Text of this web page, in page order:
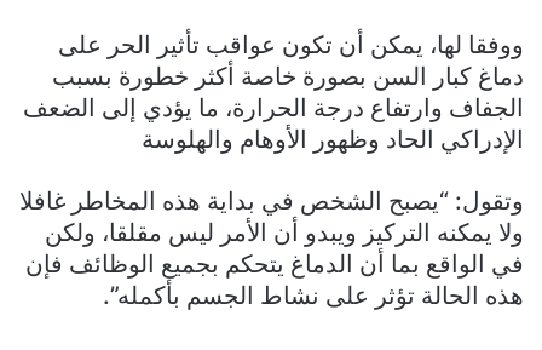
ووفقا لها، يمكن أن تكون عواقب تأثير الحر على
دماغ كبار السن بصورة خاصة أكثر خطورة بسبب
الجفاف وارتفاع درجة الحرارة، ما يؤدي إلى الضعف
الإدراكي الحاد وظهور الأوهام والهلوسة
وتقول: “يصبح الشخص في بداية هذه المخاطر غافلا
ولا يمكنه التركيز ويبدو أن الأمر ليس مقلقا، ولكن
في الواقع بما أن الدماغ يتحكم بجميع الوظائف فإن
هذه الحالة تؤثر على نشاط الجسم بأكمله”.